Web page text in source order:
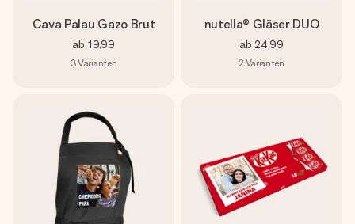
Cava Palau Gazo Brut
ab 19,99
3Varianten
nutella® Gläser DUO
ab 24,99
2 Varianten